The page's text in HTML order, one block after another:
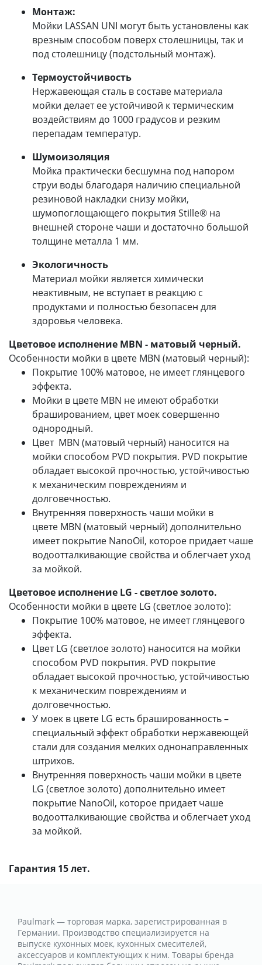
Монтаж:
Мойки LASSAN UNI могут быть установлены как
врезным способом поверх столешницы, так и
под столешницу (подстольный монтаж).
Термоустойчивость
Нержавеющая сталь в составе материала
мойки делает ее устойчивой к термическим
воздействиям до 1000 градусов и резким
перепадам температур.
Шумоизоляция
Мойка практически бесшумна под напором
струи воды благодаря наличию специальной
резиновой накладки снизу мойки,
шумопоглощающего покрытия Stille® на
внешней стороне чаши и достаточно большой
толщине металла 1 мм.
Экологичность
Материал мойки является химически
неактивным, не вступает в реакцию с
продуктами и полностью безопасен для
здоровья человека.
Цветовое исполнение MBN - матовый черный.
Особенности мойки в цвете MBN (матовый черный):
Покрытие 100% матовое, не имеет глянцевого
эффекта.
Мойки в цвете MBN не имеют обработки
брашированием, цвет моек совершенно
однородный.
Цвет MBN (матовый черный) наносится на
мойки способом PVD покрытия. PVD покрытие
обладает высокой прочностью, устойчивостью
к механическим повреждениям и
долговечностью.
Внутренняя поверхность чаши мойки в
цвете MBN (матовый черный) дополнительно
имеет покрытие NanoOil, которое придает чаше
водоотталкивающие свойства и облегчает уход
за мойкой.
Цветовое исполнение LG - светлое золото.
Особенности мойки в цвете LG (светлое золото):
Покрытие 100% матовое, не имеет глянцевого
эффекта.
Цвет LG (светлое золото) наносится на мойки
способом PVD покрытия. PVD покрытие
обладает высокой прочностью, устойчивостью
к механическим повреждениям и
долговечностью.
У моек в цвете LG есть брашированность –
специальный эффект обработки нержавеющей
стали для создания мелких однонаправленных
штрихов.
Внутренняя поверхность чаши мойки в цвете
LG (светлое золото) дополнительно имеет
покрытие NanoOil, которое придает чаше
водоотталкивающие свойства и облегчает уход
за мойкой.
Гарантия 15 лет.
Paulmark — торговая марка, зарегистрированная в
Германии. Производство специализируется на
выпуске кухонных моек, кухонных смесителей,
аксессуаров и комплектующих к ним. Товары бренда